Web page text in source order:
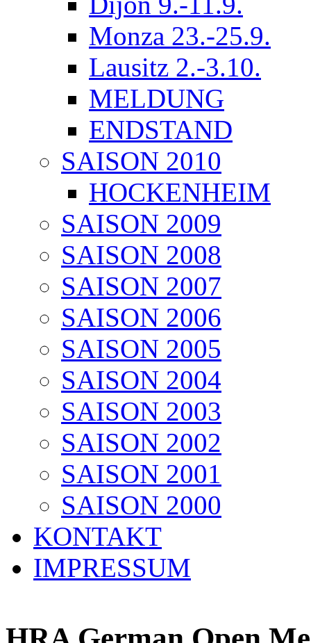
Monza 23.-25.9.
Lausitz 2.-3.10.
MELDUNG
ENDSTAND
SAISON 2010
HOCKENHEIM
SAISON 2009
SAISON 2008
SAISON 2007
SAISON 2006
SAISON 2005
SAISON 2004
SAISON 2003
SAISON 2002
SAISON 2001
SAISON 2000
KONTAKT
IMPRESSUM